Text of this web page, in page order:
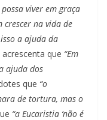
viver em graça
crescer na vida de
a ajuda da
que “Em
ajuda dos
que “o
de tortura, mas o
“a Eucaristia ‘não é